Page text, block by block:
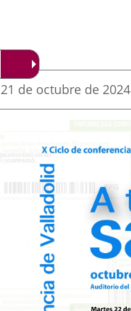
Fecha
la
21 de octubre de 2024